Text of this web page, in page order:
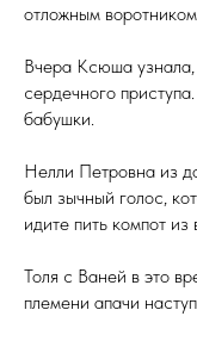
отложным воротником.
Вчера Ксюша
сердечного
бабушки.
Нелли Петровна из
был зычный голос,
идите пить компот из
Толя с Ваней в это
племени апачи